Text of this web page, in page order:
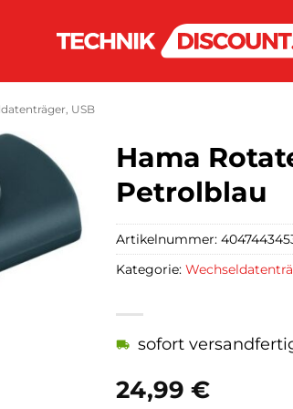
USB
Hama
Petrolblau
24,99 €
sofort
Artikelnummer:
Kategorie: